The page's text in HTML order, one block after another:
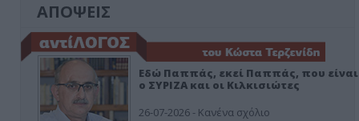
ΑΠΟΨΕΙΣ
Εδώ Παππάς, εκεί Παππάς, που είναι
ο ΣΥΡΙΖΑ και οι Κιλκισιώτες
26-07-2026 - Κανένα σχόλιο